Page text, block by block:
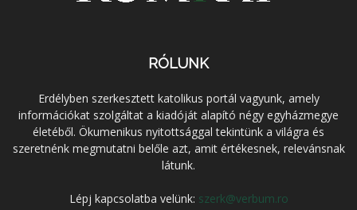
RÓLUNK
Erdélyben szerkesztett katolikus portál vagyunk, amely
információkat szolgáltat a kiadóját alapító négy egyházmegye
életéből. Ökumenikus nyitottsággal tekintünk a világra és
szeretnénk megmutatni belőle azt, amit értékesnek, relevánsnak
látunk.
Lépj kapcsolatba velünk: szerk@verbum.ro